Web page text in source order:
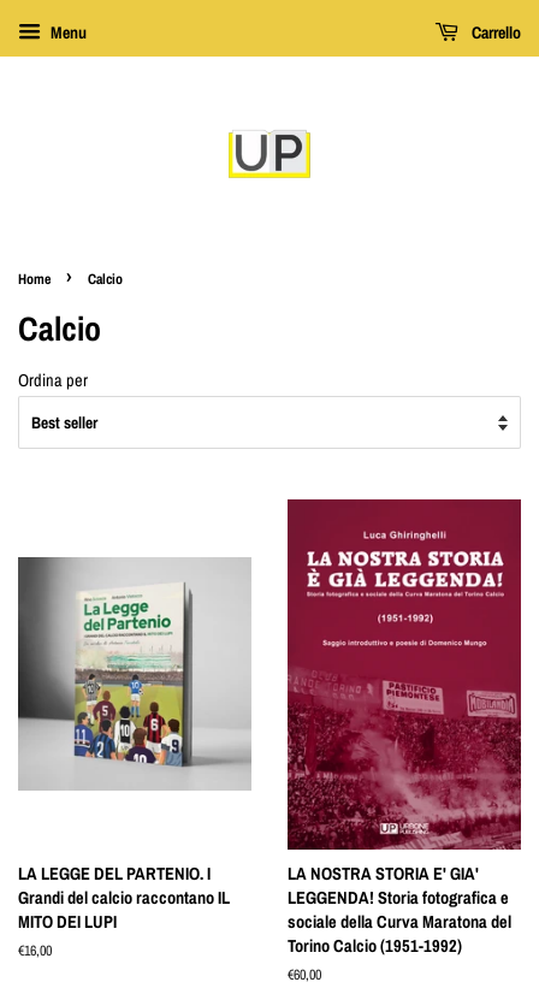
Menu Carrello
Home › Calcio
Calcio
Ordina per
LA LEGGE DEL PARTENIO. I
Grandi del calcio raccontano IL
MITO DEI LUPI
Prezzo
€16,00
LA NOSTRA STORIA E' GIA'
LEGGENDA! Storia fotografica e
sociale della Curva Maratona del
Torino Calcio (1951-1992)
Prezzo
€60,00